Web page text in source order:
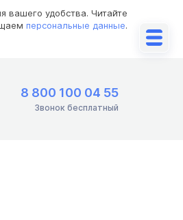
вашего удобства. Читайте
персональные данные.
8 800 100 04 55
Звонок бесплатный